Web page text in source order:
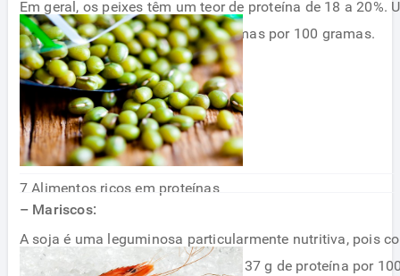
Em geral, os peixes têm um teor de proteína de 18 a 20%.
proteína é o bacalhau com 21 gramas por 100 gramas.
7 Alimentos ricos em proteínas
A soja é uma leguminosa particularmente nutritiva, pois
percentagem de proteína, cerca de 37 g de proteína por
– Mariscos: